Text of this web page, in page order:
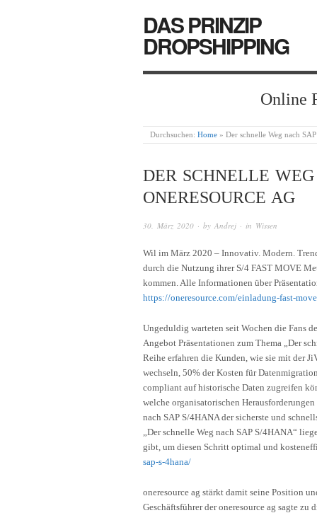
DAS PRINZIP
DROPSHIPPING
Online
Durchsuchen: Home » Der schnelle Weg nach
DER SCHNELLE
ONERESOURCE AG
30. März 2020 · by Andrej · in Wissen
Wil im März 2020 – Innovativ. Modern.
durch die Nutzung ihrer S/4 FAST MOVE
kommen. Alle Informationen über
https://oneresource.com/einladung-fast-
Ungeduldig warteten seit Wochen die Fans
Angebot Präsentationen zum Thema „Der
Reihe erfahren die Kunden, wie sie mit der
wechseln, 50% der Kosten für
compliant auf historische Daten zugreifen
welche organisatorischen
nach SAP S/4HANA der sicherste und
„Der schnelle Weg nach SAP S/4HANA“
gibt, um diesen Schritt optimal und
sap-s-4hana/
oneresource ag stärkt damit seine Position
Geschäftsführer der oneresource ag sagte zu